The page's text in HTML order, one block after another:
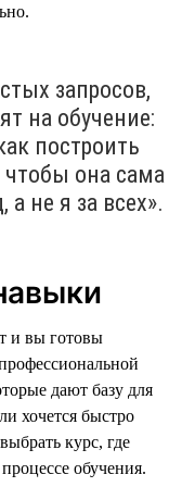
запросов,
на обучение:
построить
чтобы она сама
а не я за всех».
и вы готовы
дают базу для
хочется быстро
курс, где
обучения.